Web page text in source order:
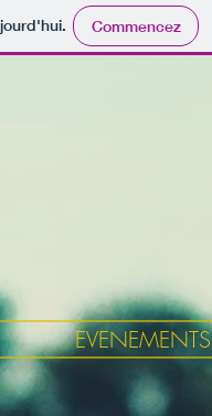
Commencez
EVENEMENTS